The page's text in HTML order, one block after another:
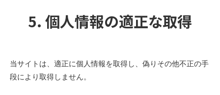
5. 個人情報の適正な取得
当サイトは、適正に個人情報を取得し、偽りその他不正の手
段により取得しません。